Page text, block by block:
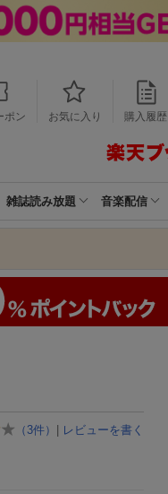
ポン お気に入り 購入履歴
雑誌読み放題 音楽配信
（ 3件） | レビューを書く